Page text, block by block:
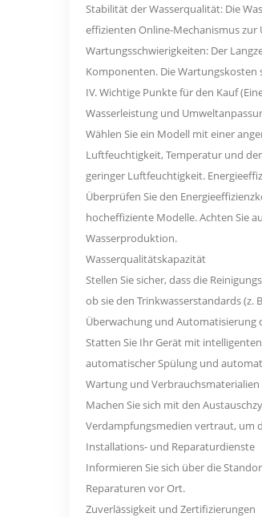
Stabilität der Wasserqualität: Die
effizienten Online-Mechanismus
Wartungsschwierigkeiten: Der
Komponenten. Die
IV. Wichtige Punkte für den Kauf
Wasserleistung und
Wählen Sie ein Modell mit einer
Luftfeuchtigkeit, Temperatur und
geringer Luftfeuchtigkeit.
Überprüfen Sie den
hocheffiziente Modelle. Achten Sie
Wasserproduktion.
Wasserqualitätskapazität
Stellen Sie sicher, dass die
ob sie den Trinkwasserstandards (z.
Überwachung und Automatisierung
Statten Sie Ihr Gerät mit
automatischer Spülung und
Wartung und Verbrauchsmaterialien
Machen Sie sich mit den
Verdampfungsmedien vertraut, um
Installations- und Reparaturdienste
Informieren Sie sich über die
Reparaturen vor Ort.
Zuverlässigkeit und Zertifizierungen